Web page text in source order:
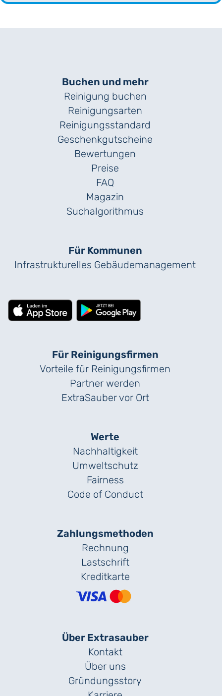
Buchen und mehr
Reinigung buchen
Reinigungsarten
Reinigungs­standard
Geschenk­gutscheine
Bewertungen
Preise
FAQ
Magazin
Suchalgorithmus
Für Kommunen
Infrastrukturelles Gebäude­management
Für Reinigungs­firmen
Vorteile für Reinigungs­firmen
Partner werden
ExtraSauber vor Ort
Werte
Nachhaltigkeit
Umweltschutz
Fairness
Code of Conduct
Zahlungs­methoden
Rechnung
Lastschrift
Kreditkarte
Über Extrasauber
Kontakt
Über uns
Gründungs­story